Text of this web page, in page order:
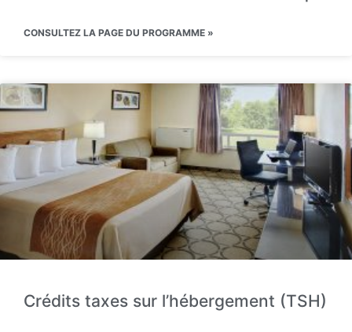
CONSULTEZ LA PAGE DU PROGRAMME »
Crédits taxes sur l’hébergement (TSH)